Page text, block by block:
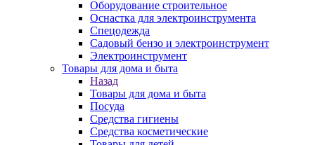
Оборудование строительное
Оснастка для электроинструмента
Спецодежда
Садовый бензо и электроинструмент
Электроинструмент
Товары для дома и быта
Назад
Товары для дома и быта
Посуда
Средства гигиены
Средства косметические